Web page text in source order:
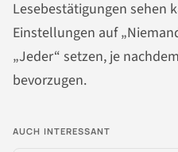
Lesebestätigungen sehen
Einstellungen auf
„Jeder“ setzen, je
bevorzugen.
AUCH INTERESSANT